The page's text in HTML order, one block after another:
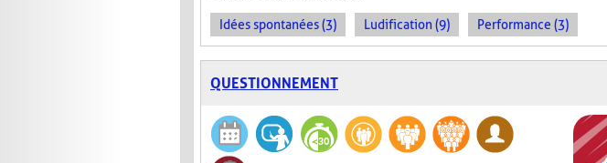
Idées spontanées (3) Ludification (9) Performance (3)
QUESTIONNEMENT